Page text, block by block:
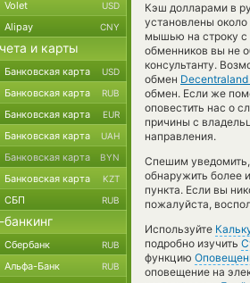
Кэш долларами в
установлены около
мышью на строку с
обменников вы не
консультанту.
обмен
обмен. Если же
оповестить нас о
причины с
направления.
Спешим
обнаружить более
пункта. Если вы
пожалуйста,
Используйте
подробно изучить
функцию
оповещение на
Volet USD
Alipay CNY
и карты
Банковская карта USD
Банковская карта RUB
Банковская карта EUR
Банковская карта UAH
Банковская карта BYN
Банковская карта KZT
СБП RUB
Сбербанк RUB
Альфа-Банк RUB